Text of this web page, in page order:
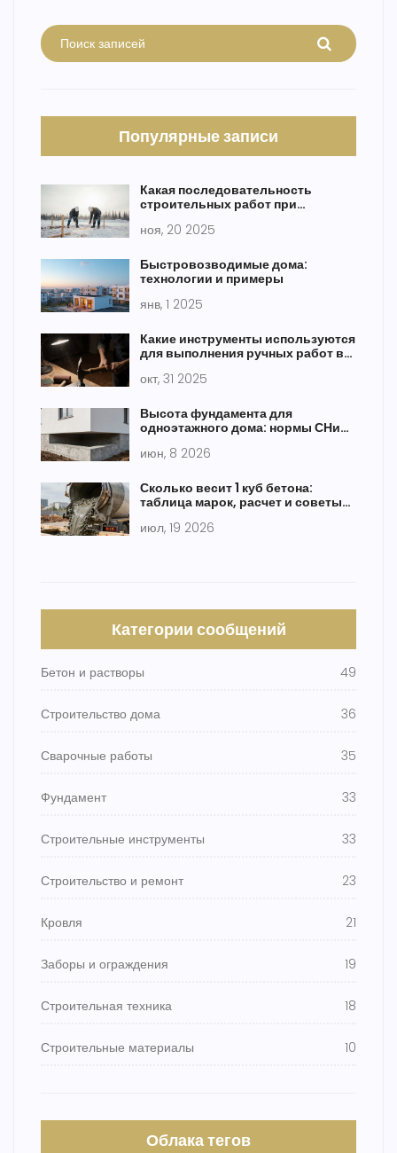
Популярные записи
Какая последовательность
строительных работ при
ноя, 20 2025
Быстровозводимые дома:
технологии и примеры
янв, 1 2025
Какие инструменты используются
для выполнения ручных работ в
окт, 31 2025
Высота фундамента для
одноэтажного дома: нормы СНиП
июн, 8 2026
Сколько весит 1 куб бетона:
таблица марок, расчет и советы
июл, 19 2026
Категории сообщений
Бетон и растворы 49
Строительство дома 36
Сварочные работы 35
Фундамент 33
Строительные инструменты 33
Строительство и ремонт 23
Кровля 21
Заборы и ограждения 19
Строительная техника 18
Строительные материалы 10
Облака тегов